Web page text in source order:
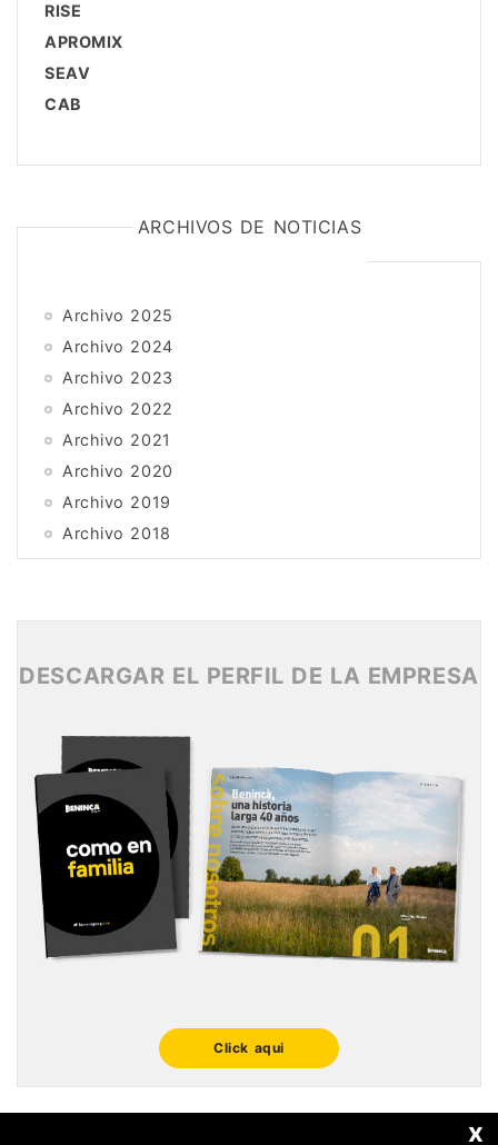
RISE
APROMIX
SEAV
CAB
ARCHIVOS DE NOTICIAS
Archivo 2025
Archivo 2024
Archivo 2023
Archivo 2022
Archivo 2021
Archivo 2020
Archivo 2019
Archivo 2018
Archivo 2017
Archivo 2015
DESCARGAR EL PERFIL DE LA EMPRESA
Click aqui
x